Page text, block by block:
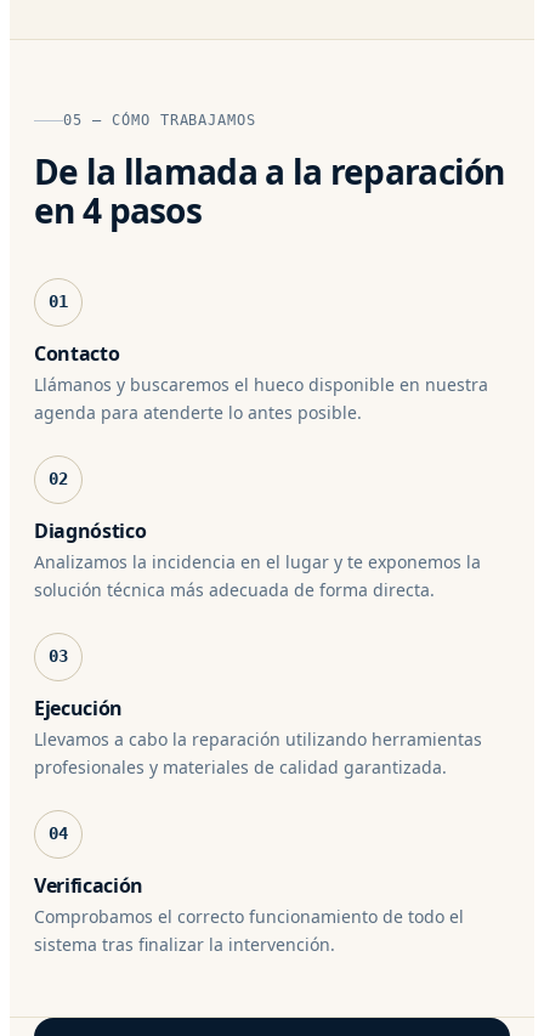
05 — CÓMO TRABAJAMOS
De la llamada a la reparación
en 4 pasos
01
Contacto
Llámanos y buscaremos el hueco disponible en nuestra
agenda para atenderte lo antes posible.
02
Diagnóstico
Analizamos la incidencia en el lugar y te exponemos la
solución técnica más adecuada de forma directa.
03
Ejecución
Llevamos a cabo la reparación utilizando herramientas
profesionales y materiales de calidad garantizada.
04
Verificación
Comprobamos el correcto funcionamiento de todo el
sistema tras finalizar la intervención.